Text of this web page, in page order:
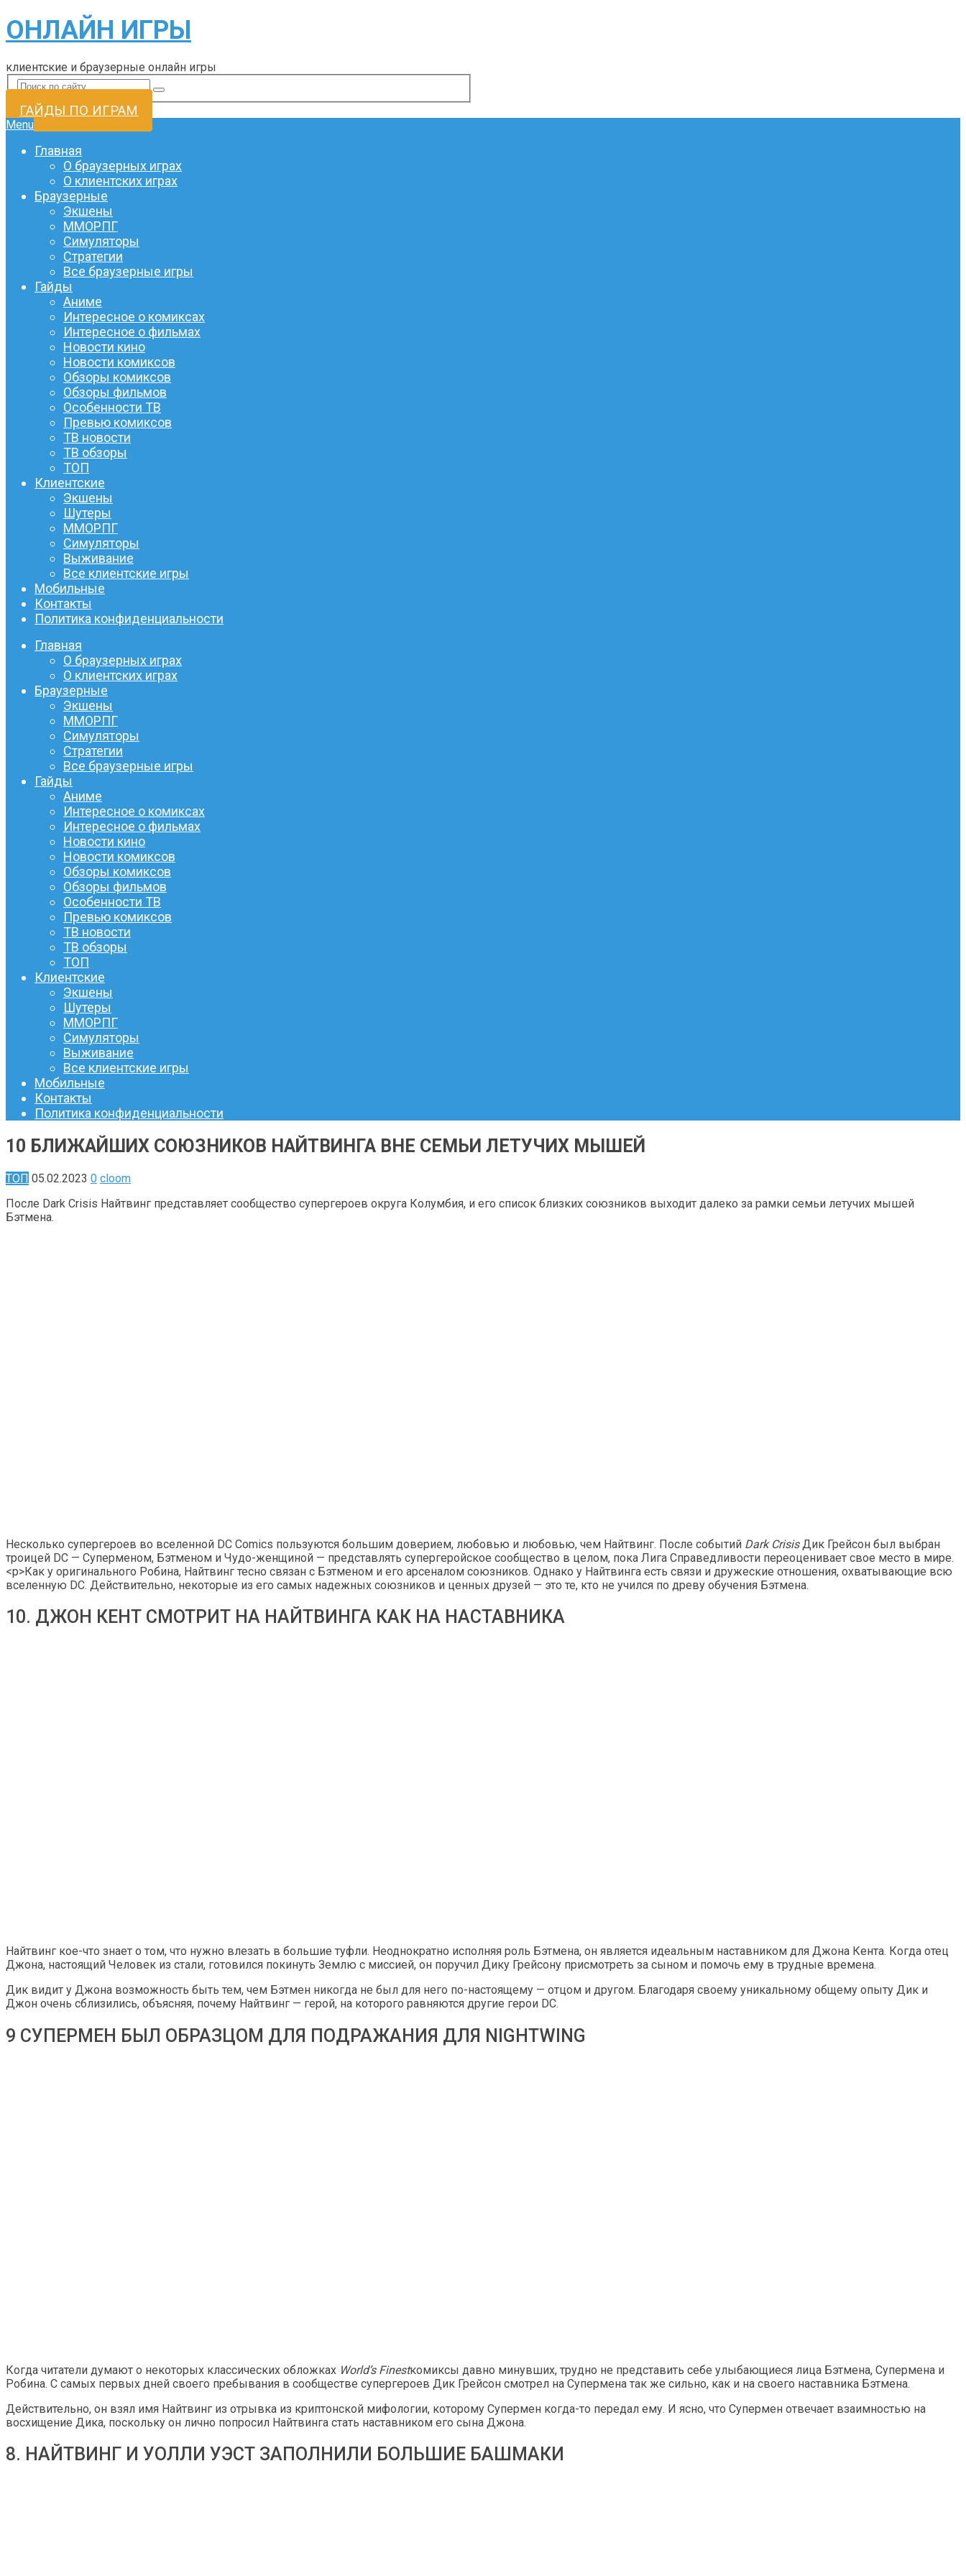
ОНЛАЙН ИГРЫ
клиентские и браузерные онлайн игры
ГАЙДЫ ПО ИГРАМ
Menu
Главная
О браузерных играх
О клиентских играх
Браузерные
Экшены
ММОРПГ
Симуляторы
Стратегии
Все браузерные игры
Гайды
Аниме
Интересное о комиксах
Интересное о фильмах
Новости кино
Новости комиксов
Обзоры комиксов
Обзоры фильмов
Особенности ТВ
Превью комиксов
ТВ новости
ТВ обзоры
ТОП
Клиентские
Экшены
Шутеры
ММОРПГ
Симуляторы
Выживание
Все клиентские игры
Мобильные
Контакты
Политика конфиденциальности
Главная
О браузерных играх
О клиентских играх
Браузерные
Экшены
ММОРПГ
Симуляторы
Стратегии
Все браузерные игры
Гайды
Аниме
Интересное о комиксах
Интересное о фильмах
Новости кино
Новости комиксов
Обзоры комиксов
Обзоры фильмов
Особенности ТВ
Превью комиксов
ТВ новости
ТВ обзоры
ТОП
Клиентские
Экшены
Шутеры
ММОРПГ
Симуляторы
Выживание
Все клиентские игры
Мобильные
Контакты
Политика конфиденциальности
10 БЛИЖАЙШИХ СОЮЗНИКОВ НАЙТВИНГА ВНЕ СЕМЬИ ЛЕТУЧИХ МЫШЕЙ
ТОП 05.02.2023 0 cloom
После Dark Crisis Найтвинг представляет сообщество супергероев округа Колумбия, и его список близких союзников выходит далеко за рамки семьи летучих мышей
Бэтмена.
Несколько супергероев во вселенной DC Comics пользуются большим доверием, любовью и любовью, чем Найтвинг. После событий Dark CrisisДик Грейсон был выбран
троицей DC — Суперменом, Бэтменом и Чудо-женщиной — представлять супергеройское сообщество в целом, пока Лига Справедливости переоценивает свое место в мире.
<р>Как у оригинального Робина, Найтвинг тесно связан с Бэтменом и его арсеналом союзников. Однако у Найтвинга есть связи и дружеские отношения, охватывающие всю
вселенную DC. Действительно, некоторые из его самых надежных союзников и ценных друзей — это те, кто не учился по древу обучения Бэтмена.
10. ДЖОН КЕНТ СМОТРИТ НА НАЙТВИНГА КАК НА НАСТАВНИКА
Найтвинг кое-что знает о том, что нужно влезать в большие туфли. Неоднократно исполняя роль Бэтмена, он является идеальным наставником для Джона Кента. Когда отец
Джона, настоящий Человек из стали, готовился покинуть Землю с миссией, он поручил Дику Грейсону присмотреть за сыном и помочь ему в трудные времена.
Дик видит у Джона возможность быть тем, чем Бэтмен никогда не был для него по-настоящему — отцом и другом. Благодаря своему уникальному общему опыту Дик и
Джон очень сблизились, объясняя, почему Найтвинг — герой, на которого равняются другие герои DC.
9 СУПЕРМЕН БЫЛ ОБРАЗЦОМ ДЛЯ ПОДРАЖАНИЯ ДЛЯ NIGHTWING
Когда читатели думают о некоторых классических обложках World’s Finestкомиксы давно минувших, трудно не представить себе улыбающиеся лица Бэтмена, Супермена и
Робина. С самых первых дней своего пребывания в сообществе супергероев Дик Грейсон смотрел на Супермена так же сильно, как и на своего наставника Бэтмена.
Действительно, он взял имя Найтвинг из отрывка из криптонской мифологии, которому Супермен когда-то передал ему. И ясно, что Супермен отвечает взаимностью на
восхищение Дика, поскольку он лично попросил Найтвинга стать наставником его сына Джона.
8. НАЙТВИНГ И УОЛЛИ УЭСТ ЗАПОЛНИЛИ БОЛЬШИЕ БАШМАКИ